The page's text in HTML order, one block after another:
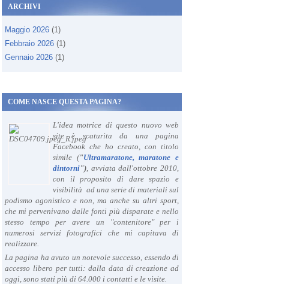
ARCHIVI
Maggio 2026 (1)
Febbraio 2026 (1)
Gennaio 2026 (1)
COME NASCE QUESTA PAGINA?
L'idea motrice di questo nuovo web
site è scaturita da una pagina
Facebook che ho creato, con titolo
simile ("Ultramaratone, maratone e
dintorni"), avviata dall'ottobre 2010,
con il proposito di dare spazio e
visibilità ad una serie di materiali sul
podismo agonistico e non, ma anche su altri sport,
che mi pervenivano dalle fonti più disparate e nello
stesso tempo per avere un "contenitore" per i
numerosi servizi fotografici che mi capitava di
realizzare.
La pagina ha avuto un notevole successo, essendo di
accesso libero per tutti: dalla data di creazione ad
oggi, sono stati più di 64.000 i contatti e le visite.